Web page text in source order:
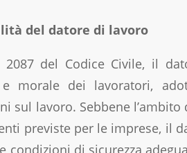
del datore di lavoro
2087 del Codice Civile, il
e morale dei lavoratori,
sul lavoro. Sebbene
previste per le imprese, il
condizioni di sicurezza